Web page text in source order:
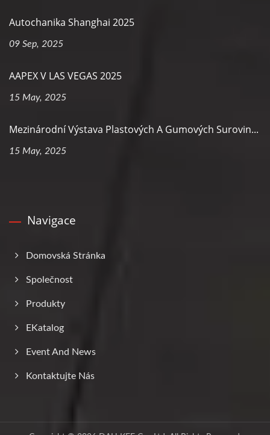
Autochanika Shanghai 2025
09 Sep, 2025
AAPEX V LAS VEGAS 2025
15 May, 2025
Mezinárodní Výstava Plastových A Gumových Surovin...
15 May, 2025
Navigace
Domovská Stránka
Společnost
Produkty
EKatalog
Event And News
Kontaktujte Nás